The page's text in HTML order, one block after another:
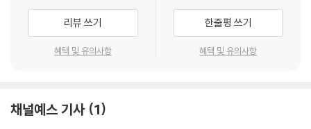
리뷰 쓰기
혜택 및 유의사항
한줄평 쓰기
혜택 및 유의사항
채널예스 기사 1